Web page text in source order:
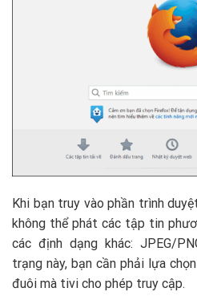
Khi bạn truy vào phần trình
không thể phát các tập tin
các định dạng khác: JPEG/
trạng này, bạn cần phải lựa
đuôi mà tivi cho phép truy cập.